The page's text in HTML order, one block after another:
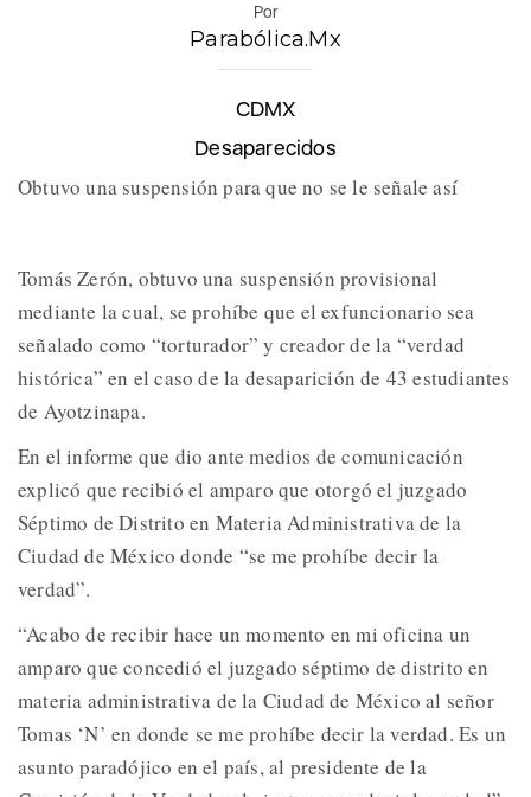
Por
Parabólica.Mx
CDMX
Desaparecidos
Obtuvo una suspensión para que no se le señale así
Tomás Zerón, obtuvo una suspensión provisional
mediante la cual, se prohíbe que el exfuncionario sea
señalado como “torturador” y creador de la “verdad
histórica” en el caso de la desaparición de 43 estudiantes
de Ayotzinapa.
En el informe que dio ante medios de comunicación
explicó que recibió el amparo que otorgó el juzgado
Séptimo de Distrito en Materia Administrativa de la
Ciudad de México donde “se me prohíbe decir la
verdad”.
“Acabo de recibir hace un momento en mi oficina un
amparo que concedió el juzgado séptimo de distrito en
materia administrativa de la Ciudad de México al señor
Tomas ‘N’ en donde se me prohíbe decir la verdad. Es un
asunto paradójico en el país, al presidente de la